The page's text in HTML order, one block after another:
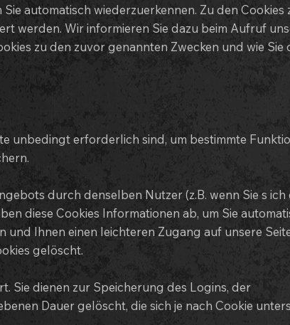
automatisch wiederzuerkennen. Zu den Cookies
werden. Wir informieren Sie dazu beim Aufruf
zu den zuvor genannten Zwecken und wie Sie
unbedingt erforderlich sind, um bestimmte
durch denselben Nutzer (z.B. wenn Sie s
diese Cookies Informationen ab, um Sie
Ihnen einen leichteren Zugang auf unsere
gelöscht.
Sie dienen zur Speicherung des Logins, der
Dauer gelöscht, die sich je nach Cookie